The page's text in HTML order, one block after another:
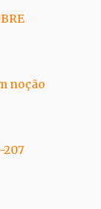
noção
207